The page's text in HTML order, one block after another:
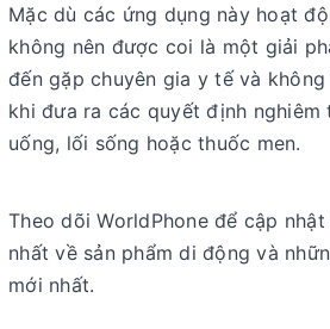
Mặc dù các ứng dụng này hoạt
không nên được coi là một giải
đến gặp chuyên gia y tế và
khi đưa ra các quyết định nghiêm
uống, lối sống hoặc thuốc men.
Theo dõi WorldPhone để cập
nhất về sản phẩm di động và
mới nhất.